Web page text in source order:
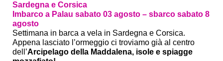
Sardegna e Corsica
Imbarco a Palau sabato 03 agosto – sbarco sabato 8
agosto
Settimana in barca a vela in Sardegna e Corsica.
Appena lasciato l’ormeggio ci troviamo già al centro
dell’Arcipelago della Maddalena, isole e spiagge